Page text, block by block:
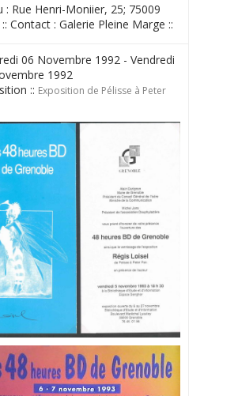
: Rue Henri-Moniier, 25; 75009
:: Contact : Galerie Pleine Marge ::
06 Novembre 1992 - Vendredi
1992
:: Exposition de Pélisse à Peter